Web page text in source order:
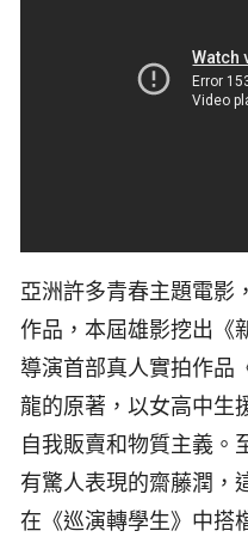
亞洲許多青春主題電影
作品，本屆雄影挖出《
導演首部真人實拍作品
龍的原著，以女高中生
自我販賣和物質主義。
有驚人表現的齋藤潤，
在《巡演轉學生》中搭